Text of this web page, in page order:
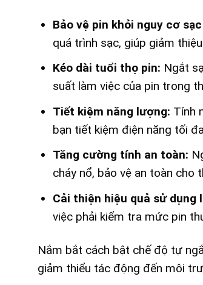
Bảo vệ pin khỏi nguy cơ
quá trình sạc, giúp giảm
Kéo dài tuổi thọ pin: Ngắt
suất làm việc của pin trong
Tiết kiệm năng lượng: Tính
bạn tiết kiệm điện năng tối
Tăng cường tính an toàn:
cháy nổ, bảo vệ an toàn cho
Cải thiện hiệu quả sử dụng
việc phải kiểm tra mức pin
Nắm bắt cách bật chế độ tự
giảm thiểu tác động đến môi